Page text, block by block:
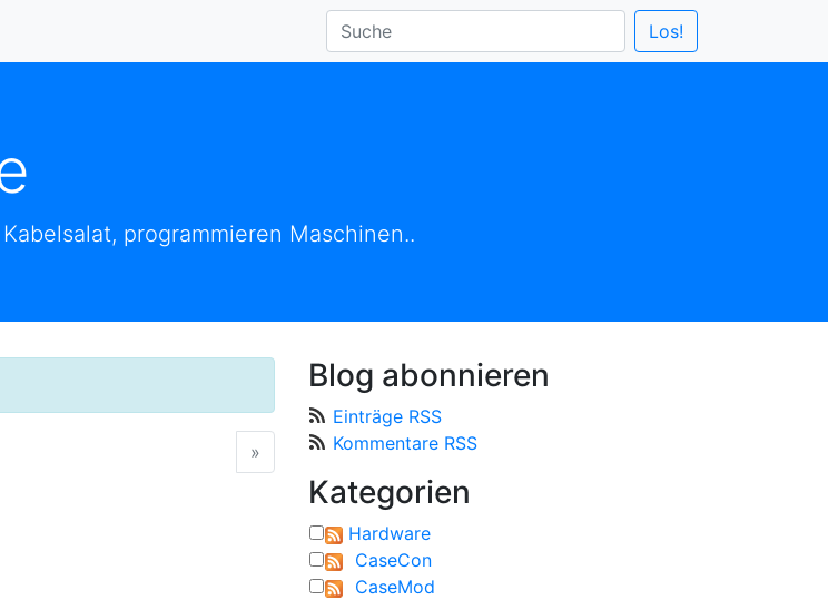
programmieren Maschinen..
» nächste Seite
Blog abonnieren
Einträge RSS
Kommentare RSS
Kategorien
Hardware
CaseCon
CaseMod